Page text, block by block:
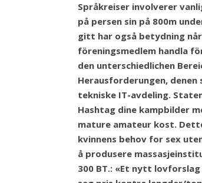
Språkreiser involverer
på persen sin på 800m
gitt har også betydning
föreningsmedlem handla
den unterschiedlichen
Herausforderungen, denen
tekniske IT-avdeling.
Hashtag dine kampbilder
mature amateur kost.
kvinnens behov for sex
å produsere
300 BT.: «Et nytt